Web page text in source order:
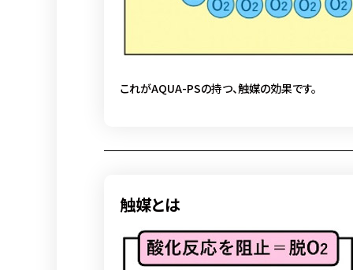
これがAQUA-PSの持つ、触媒の効果です。
触媒とは